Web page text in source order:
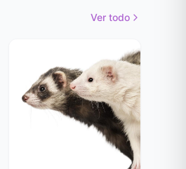
Ver todo